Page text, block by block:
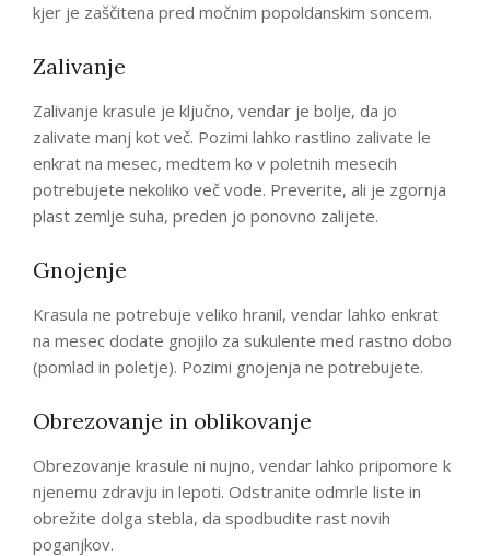
kjer je zaščitena pred močnim popoldanskim soncem.
Zalivanje
Zalivanje krasule je ključno, vendar je bolje, da jo
zalivate manj kot več. Pozimi lahko rastlino zalivate le
enkrat na mesec, medtem ko v poletnih mesecih
potrebujete nekoliko več vode. Preverite, ali je zgornja
plast zemlje suha, preden jo ponovno zalijete.
Gnojenje
Krasula ne potrebuje veliko hranil, vendar lahko enkrat
na mesec dodate gnojilo za sukulente med rastno dobo
(pomlad in poletje). Pozimi gnojenja ne potrebujete.
Obrezovanje in oblikovanje
Obrezovanje krasule ni nujno, vendar lahko pripomore k
njenemu zdravju in lepoti. Odstranite odmrle liste in
obrežite dolga stebla, da spodbudite rast novih
poganjkov.